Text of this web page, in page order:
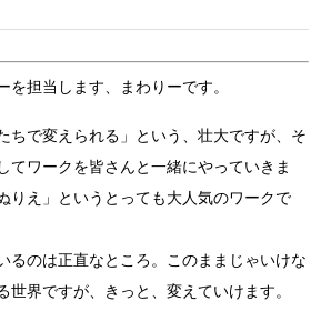
を担当します、まわりーです。
ちで変えられる」という、壮大ですが、そ
てワークを皆さんと一緒にやっていきま
りえ」というとっても大人気のワークで
るのは正直なところ。このままじゃいけな
世界ですが、きっと、変えていけます。